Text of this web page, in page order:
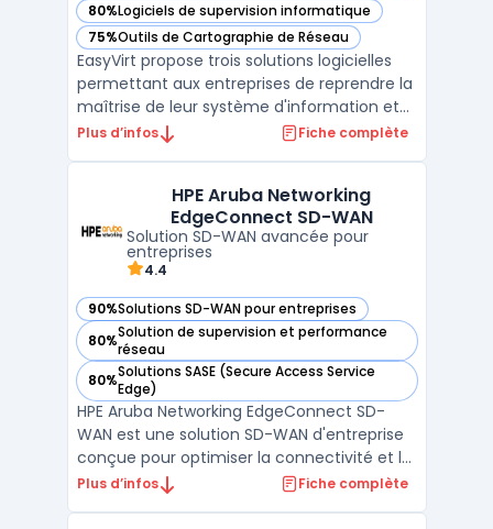
80%Logiciels de supervision informatique
— voir EasyVirt dans cette catégorie
75%Outils de Cartographie de Réseau
— voir EasyVirt dans cette catégorie
EasyVirt propose trois solutions logicielles
permettant aux entreprises de reprendre la
maîtrise de leur système d'information et
d'optimiser l'empreinte environnementale
pour les organisations disposant d'au moins
50 V ...
Plus d’infos Fiche complète
HPE Aruba Networking
EdgeConnect SD-WAN
Solution SD-WAN avancée pour
entreprises
4.4
90%Solutions SD-WAN pour entreprises
— voir HPE Aruba Networking EdgeConnect SD-WAN dans
80%Solution de supervision et performance
réseau
— voir HPE Aruba Networking EdgeConnect SD-WAN dans
80%Solutions SASE (Secure Access Service
Edge)
— voir HPE Aruba Networking EdgeConnect SD-WAN dans
HPE Aruba Networking EdgeConnect SD-
WAN est une solution SD-WAN d'entreprise
conçue pour optimiser la connectivité et la
sécurité des infrastructures réseaux. En
Plus d’infos Fiche complète